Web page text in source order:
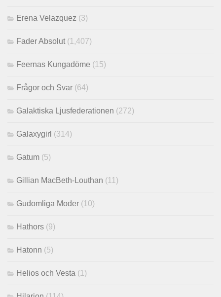
Erena Velazquez (3)
Fader Absolut(1,407)
Feernas Kungadöme (15)
Frågor och Svar (64)
Galaktiska Ljusfederationen (272)
Galaxygirl (314)
Gatum (5)
Gillian MacBeth-Louthan (11)
Gudomliga Moder (10)
Hathors (9)
Hatonn (5)
Helios och Vesta (1)